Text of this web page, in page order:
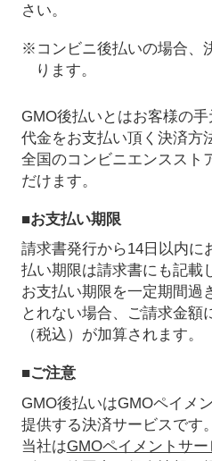
さい。
※コンビニ後払いの場合、
ります。
GMO後払いとはお客様の
代金をお支払い頂く決済方
全国のコンビニエンススト
だけます。
■お支払い期限
請求書発行から14日以内に
払い期限は請求書にも記載
お支払い期限を一定期間過
とれない場合、ご請求金額
（税込）が加算されます。
■ご注意
GMO後払いはGMOペイメ
提供する決済サービスです。
当社はGMOペイメントサ